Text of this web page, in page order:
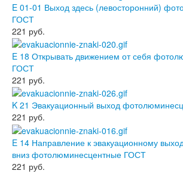
E 01-01 Выход здесь (левосторонний)
ГОСТ
221 руб.
E 18 Открывать движением от себя
ГОСТ
221 руб.
K 21 Эвакуационный выход
221 руб.
E 14 Направление к эвакуационному
вниз фотолюминесцентные ГОСТ
221 руб.